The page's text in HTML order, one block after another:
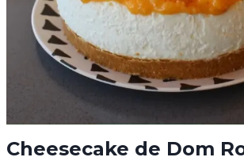
Cheesecake de Dom